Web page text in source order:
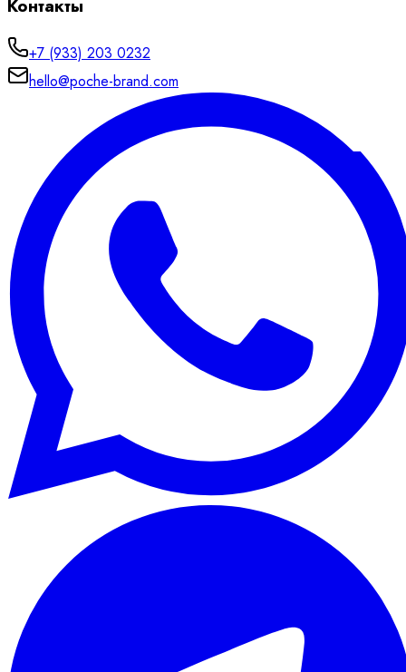
Контакты
+7 (933) 203 0232
hello@poche-brand.com